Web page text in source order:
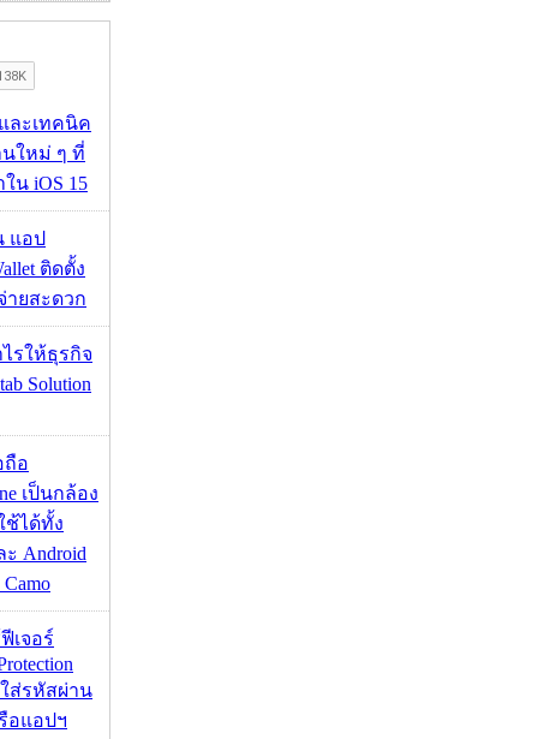
ละเทคนิค
ใหม่ ๆ ที่
น iOS 15
แอป
ติดตั้ง
ายสะดวก
รให้ธุรกิจ
Solution
ถือ
เป็นกล้อง
ช้ได้ทั้ง
ะ Android
เจอร์
ส่รหัสผ่าน
อแอปฯ